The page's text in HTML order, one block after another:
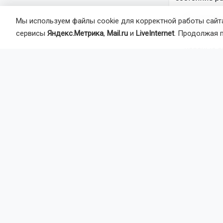
—
Мы используем файлы cookie для корректной работы
сервисы Яндекс.Метрика, Mail.ru и LiveInternet. Продолжая